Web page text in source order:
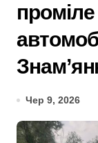
Чер 9, 2026